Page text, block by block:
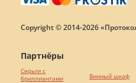
Copyright © 2014-2026
Партнёры
Серьги с
бриллиантами
Винный шкаф